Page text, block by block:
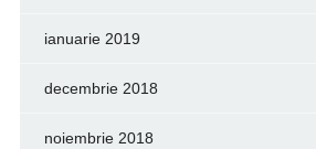
ianuarie 2019
decembrie 2018
noiembrie 2018